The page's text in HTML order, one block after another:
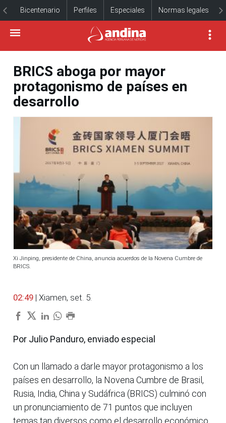
Bicentenario Perfiles Especiales Normas legales
BRICS aboga por mayor
protagonismo de países en
desarrollo
Xi Jinping, presidente de China, anuncia acuerdos de la Novena Cumbre de
BRICS.
02:49 | Xiamen, set. 5.
Por Julio Panduro, enviado especial
Con un llamado a darle mayor protagonismo a los
países en desarrollo, la Novena Cumbre de Brasil,
Rusia, India, China y Sudáfrica (BRICS) culminó con
un pronunciamiento de 71 puntos que incluyen
temas tan diversos como el desarrollo económico,